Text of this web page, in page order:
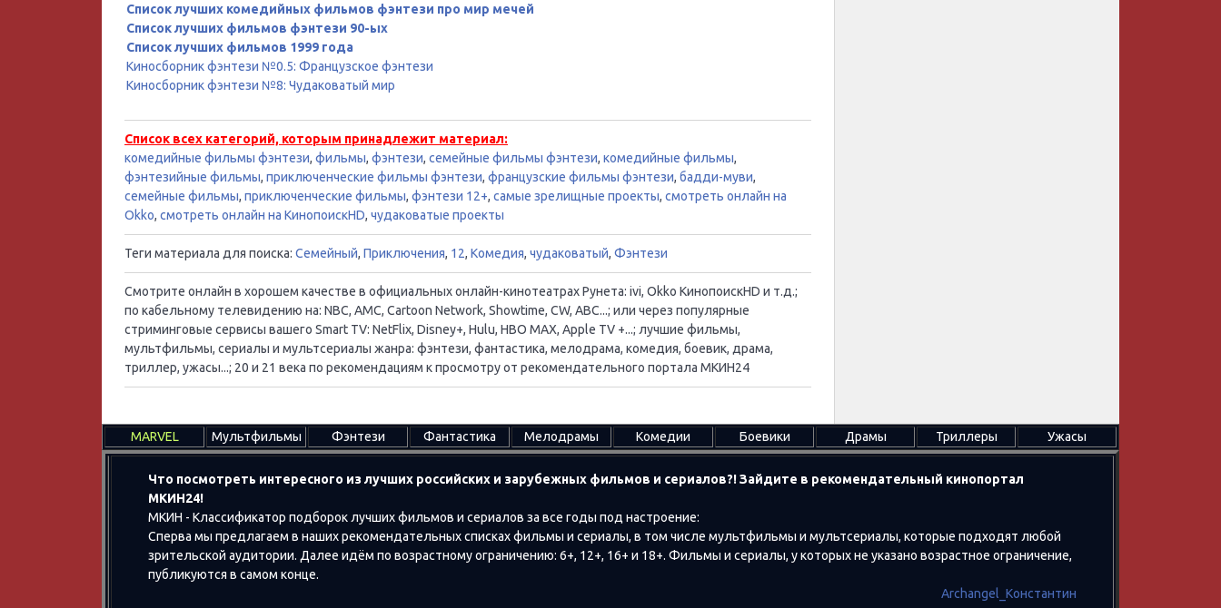
Список лучших комедийных фильмов фэнтези про мир мечей
Список лучших фильмов фэнтези 90-ых
Список лучших фильмов 1999 года
Киносборник фэнтези №0.5: Французское фэнтези
Киносборник фэнтези №8: Чудаковатый мир
Список всех категорий, которым принадлежит материал:
комедийные фильмы фэнтези, фильмы, фэнтези, семейные фильмы фэнтези, комедийные фильмы,
фэнтезийные фильмы, приключенческие фильмы фэнтези, французские фильмы фэнтези, бадди-муви,
семейные фильмы, приключенческие фильмы, фэнтези 12+, самые зрелищные проекты, смотреть онлайн на
Okko, смотреть онлайн на КинопоискHD, чудаковатые проекты
Теги материала для поиска: Семейный, Приключения, 12, Комедия, чудаковатый, Фэнтези
Смотрите онлайн в хорошем качестве в официальных онлайн-кинотеатрах Рунета: ivi, Okko КинопоискHD и т.д.;
по кабельному телевидению на: NBC, AMC, Cartoon Network, Showtime, CW, ABC...; или через популярные
стриминговые сервисы вашего Smart TV: NetFlix, Disney+, Hulu, HBO MAX, Apple TV +...; лучшие фильмы,
мультфильмы, сериалы и мультсериалы жанра: фэнтези, фантастика, мелодрама, комедия, боевик, драма,
триллер, ужасы...; 20 и 21 века по рекомендациям к просмотру от рекомендательного портала МКИН24
MARVEL Мультфильмы Фэнтези Фантастика Мелодрамы Комедии Боевики Драмы Триллеры Ужасы
Что посмотреть интересного из лучших российских и зарубежных фильмов и сериалов?! Зайдите в рекомендательный кинопортал
МКИН24!
МКИН - Классификатор подборок лучших фильмов и сериалов за все годы под настроение:
Сперва мы предлагаем в наших рекомендательных списках фильмы и сериалы, в том числе мультфильмы и мультсериалы, которые подходят любой
зрительской аудитории. Далее идём по возрастному ограничению: 6+, 12+, 16+ и 18+. Фильмы и сериалы, у которых не указано возрастное ограничение,
публикуются в самом конце.
Archangel_Константин